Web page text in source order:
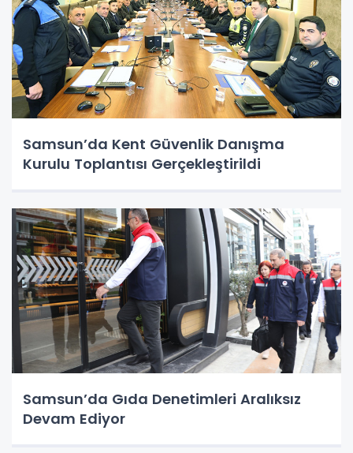
Samsun’da Kent Güvenlik Danışma
Kurulu Toplantısı Gerçekleştirildi
Samsun’da Gıda Denetimleri Aralıksız
Devam Ediyor